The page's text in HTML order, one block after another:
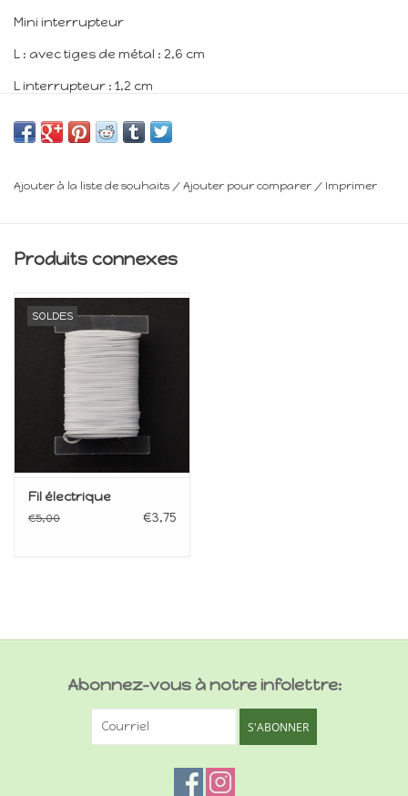
Mini interrupteur
L : avec tiges de métal : 2,6 cm
L interrupteur : 1,2 cm
l : 0,7 cm
Minimum 14 ans
Ajouter à la liste de souhaits / Ajouter pour comparer / Imprimer
Produits connexes
SOLDES
Fil électrique
€5,00 €3,75
Abonnez-vous à notre infolettre:
S'ABONNER